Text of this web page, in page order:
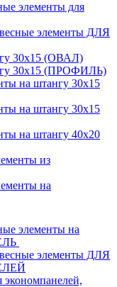
элементы для
элементы ДЛЯ
30х15 (ОВАЛ)
30х15 (ПРОФИЛЬ)
на штангу 30х15
на штангу 30х15
на штангу 40х20
из
на
элементы на
элементы ДЛЯ